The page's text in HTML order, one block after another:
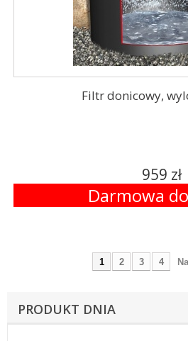
PRODUKT DNIA
Filtr donicowy,
959 zł
Darmowa
1 2 3 4